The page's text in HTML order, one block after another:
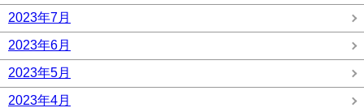
2023年7月
2023年6月
2023年5月
2023年4月